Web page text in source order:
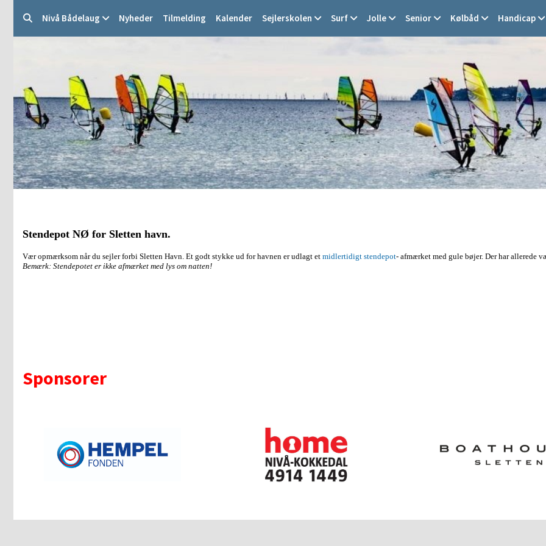
Nivå Bådelaug Nyheder Tilmelding Kalender Sejlerskolen Surf Jolle Senior Kølbåd Handicap
Stendepot NØ for Sletten havn.
Vær opmærksom når du sejler forbi Sletten Havn. Et godt stykke ud for havnen er udlagt et midlertidigt stendepot- afmærket med gule bøjer. Der har allerede
Bemærk: Stendepotet er ikke afmærket med lys om natten!
Sponsorer